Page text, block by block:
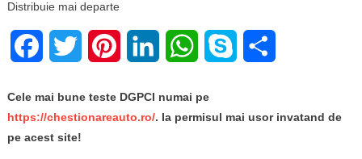
Distribuie mai departe
FacebookTwitter PinterestLinkedIn WhatsApp
Skype
Cele mai bune teste DGPCI numai pe
https://chestionareauto.ro/. Ia permisul mai usor invatand de
pe acest site!